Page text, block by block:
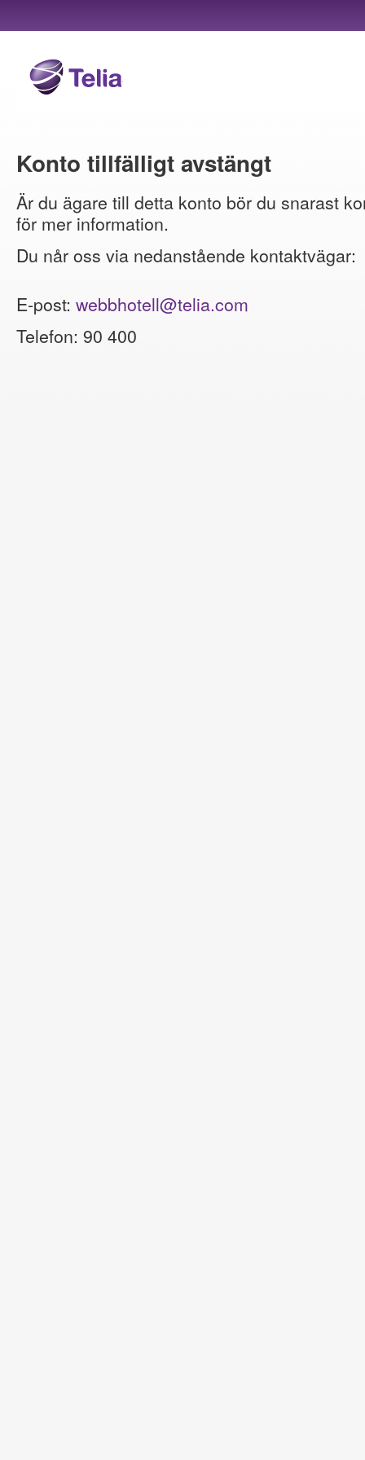
Konto tillfälligt avstängt
Är du ägare till detta konto bör du snarast
för mer information.
Du når oss via nedanstående kontaktvägar:
E-post: webbhotell@telia.com
Telefon: 90 400